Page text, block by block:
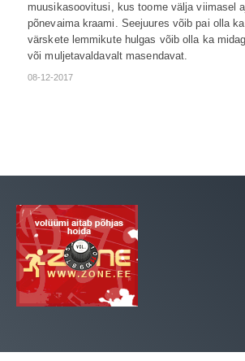
muusikasoovitusi, kus toome välja viimasel
põnevaima kraami. Seejuures võib pai olla
värskete lemmikute hulgas võib olla ka
või muljetavaldavalt masendavat.
08-12-2017